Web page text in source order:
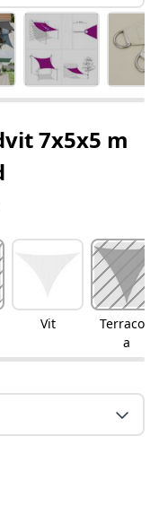
7x5x5 m
Vit
Terracott
a